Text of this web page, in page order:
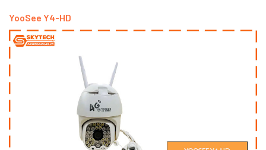
YooSee Y4-HD